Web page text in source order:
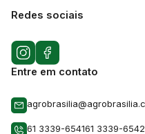
Redes sociais
Entre em contato
61 3339-654161 3339-6542